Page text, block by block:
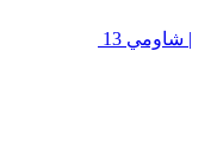
شاومي 13 |